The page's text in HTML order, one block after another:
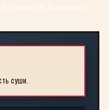
суши.